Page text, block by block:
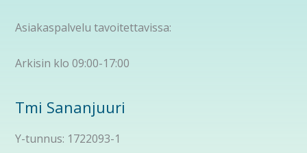
Asiakaspalvelu tavoitettavissa:
Arkisin klo 09:00-17:00
Tmi Sananjuuri
Y-tunnus: 1722093-1